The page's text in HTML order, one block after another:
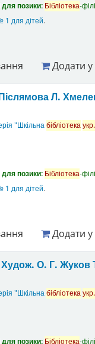
для позики: Бібліотека-
1 для дітей.
Додати
Л.
"Шкільнабібліотекаукр.
для позики: Бібліотека-
1 для дітей.
Додати
Худож. О. Г. Жуков
"Шкільнабібліотекаукр.
для позики: Бібліотека-